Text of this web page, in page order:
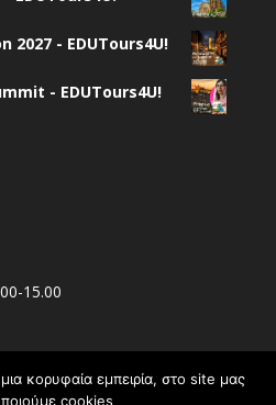
2027 - EDUTours4U!
- EDUTours4U!
15.00
κορυφαία εμπειρία, στο site μας
cookies